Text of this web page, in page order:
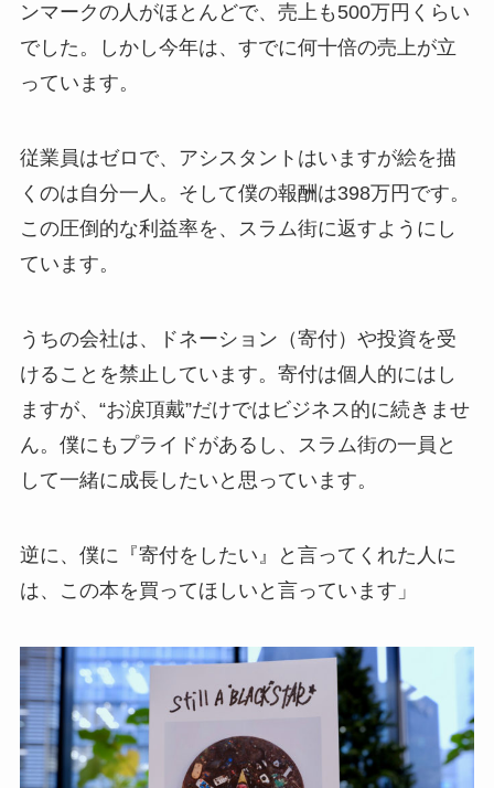
ンマークの人がほとんどで、売上も500万円くらい
でした。しかし今年は、すでに何十倍の売上が立
っています。
従業員はゼロで、アシスタントはいますが絵を描
くのは自分一人。そして僕の報酬は398万円です。
この圧倒的な利益率を、スラム街に返すようにし
ています。
うちの会社は、ドネーション（寄付）や投資を受
けることを禁止しています。寄付は個人的にはし
ますが、“お涙頂戴”だけではビジネス的に続きませ
ん。僕にもプライドがあるし、スラム街の一員と
して一緒に成長したいと思っています。
逆に、僕に『寄付をしたい』と言ってくれた人に
は、この本を買ってほしいと言っています」